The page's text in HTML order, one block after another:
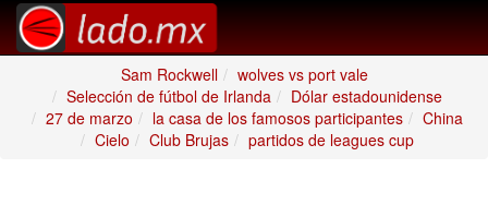
Sam Rockwell
wolves vs port vale
Selección de fútbol de Irlanda
Dólar estadounidense
27 de marzo
la casa de los famosos participantes
China
Cielo
Club Brujas partidos de leagues cup